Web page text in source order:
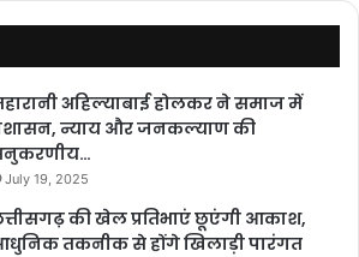
अहिल्याबाई होलकर ने समाज में
न्याय और जनकल्याण की
July 19, 2025
की खेल प्रतिभाएं छूएंगी आकाश,
तकनीक से होंगे खिलाड़ी पारंगत